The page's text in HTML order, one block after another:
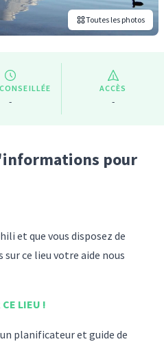
Toutes les photos
-
ACCÈS
-
pour
et que vous disposez de
surce lieu votre aide nous
CE LIEU !
planificateur et guide de